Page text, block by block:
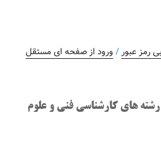
رمز عبور/ ورود از صفحه ای مستقل
های کارشناسی فنی و علوم